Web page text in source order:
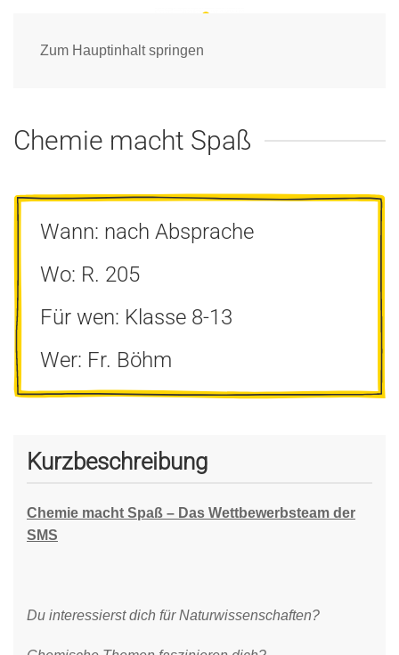
Zum Hauptinhalt springen
Chemie macht Spaß
Wann: nach Absprache
Wo: R. 205
Für wen: Klasse 8-13
Wer: Fr. Böhm
Kurzbeschreibung
Chemie macht Spaß – Das Wettbewerbsteam der
SMS
Du interessierst dich für Naturwissenschaften?